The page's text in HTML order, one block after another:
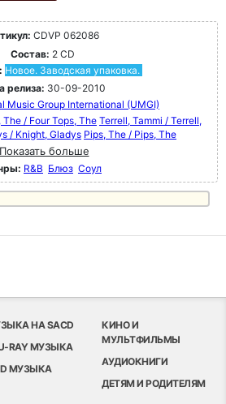
CDVP 062086
Состав: 2 CD
Новое. Заводская упаковка.
релиза: 30-09-2010
Music Group International (UMGI)
The / Four Tops, TheTerrell, Tammi / Terrell,
/ Knight, Gladys Pips, The / Pips, The
Показать больше
R&B Блюз Соул
НА SACD
RAY МУЗЫКА
МУЗЫКА
КИНО И
МУЛЬТФИЛЬМЫ
АУДИОКНИГИ
ДЕТЯМ И РОДИТЕЛЯМ